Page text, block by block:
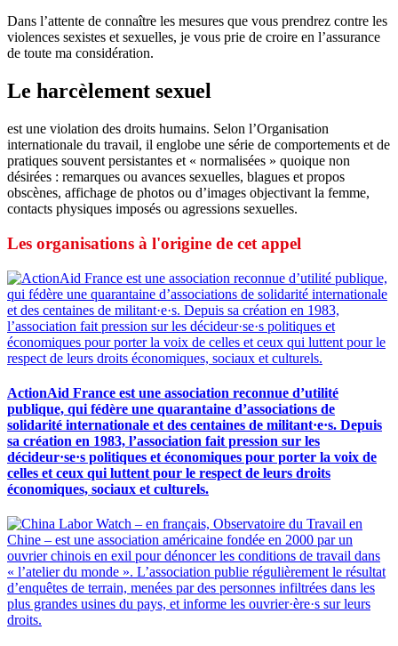
Dans l’attente de connaître les mesures que vous prendrez contre les
violences sexistes et sexuelles, je vous prie de croire en l’assurance
de toute ma considération.
Le harcèlement sexuel
est une violation des droits humains. Selon l’Organisation
internationale du travail, il englobe une série de comportements et de
pratiques souvent persistantes et « normalisées » quoique non
désirées : remarques ou avances sexuelles, blagues et propos
obscènes, affichage de photos ou d’images objectivant la femme,
contacts physiques imposés ou agressions sexuelles.
Les organisations à l'origine de cet appel
ActionAid France est une association reconnue d’utilité
publique, qui fédère une quarantaine d’associations de
solidarité internationale et des centaines de militant·e·s. Depuis
sa création en 1983, l’association fait pression sur les
décideur·se·s politiques et économiques pour porter la voix de
celles et ceux qui luttent pour le respect de leurs droits
économiques, sociaux et culturels.